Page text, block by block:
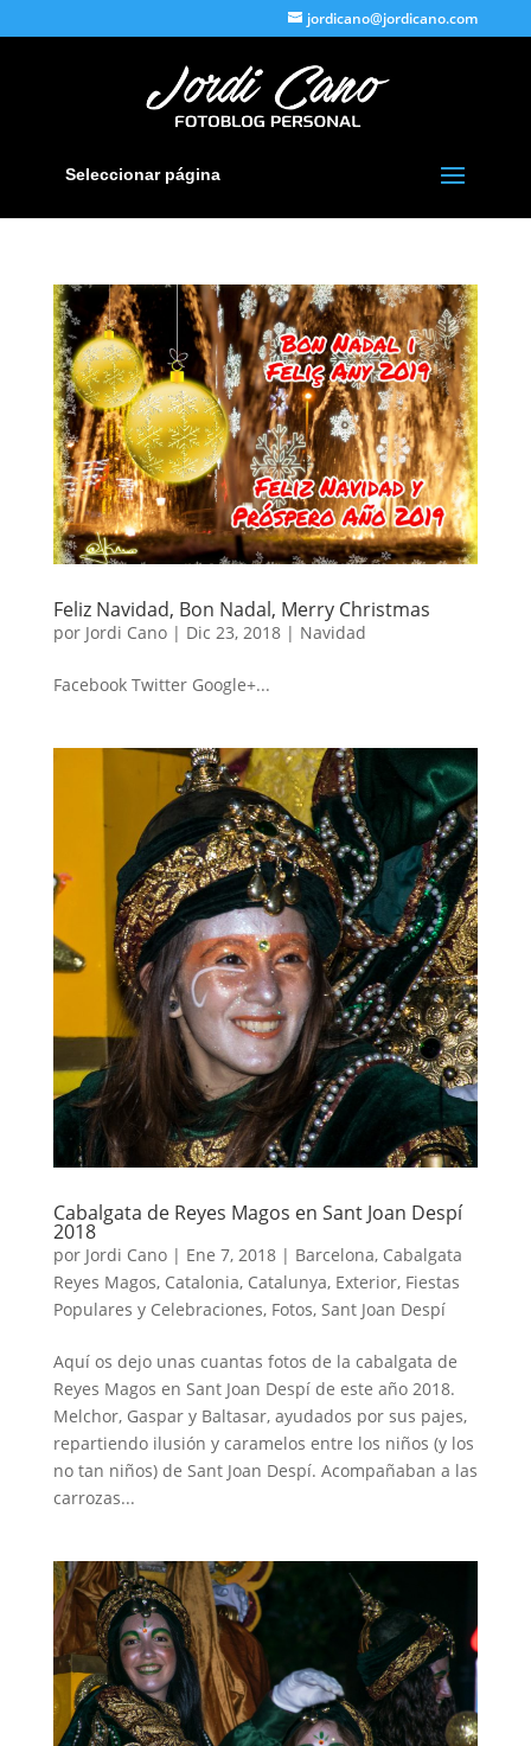
jordicano@jordicano.com
Seleccionar página
Feliz Navidad, Bon Nadal, Merry Christmas
por Jordi Cano| Dic 23, 2018| Navidad
Facebook Twitter Google+...
Cabalgata de Reyes Magos en Sant Joan Despí
2018
por Jordi Cano| Ene 7, 2018| Barcelona, Cabalgata
Reyes Magos, Catalonia, Catalunya, Exterior, Fiestas
Populares y Celebraciones, Fotos, Sant Joan Despí
Aquí os dejo unas cuantas fotos de la cabalgata de
Reyes Magos en Sant Joan Despí de este año 2018.
Melchor, Gaspar y Baltasar, ayudados por sus pajes,
repartiendo ilusión y caramelos entre los niños (y los
no tan niños) de Sant Joan Despí. Acompañaban a las
carrozas...